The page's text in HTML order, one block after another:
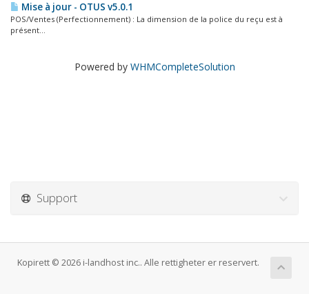
Mise à jour - OTUS v5.0.1
POS/Ventes (Perfectionnement) : La dimension de la police du reçu est à
présent...
Powered by WHMCompleteSolution
Support
Kopirett © 2026 i-landhost inc.. Alle rettigheter er reservert.